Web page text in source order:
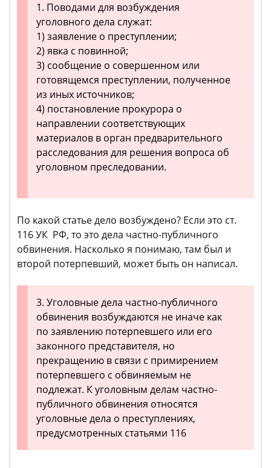
1. Поводами для возбуждения
уголовного дела служат:
1) заявление о преступлении;
2) явка с повинной;
3) сообщение о совершенном или
готовящемся преступлении, полученное
из иных источников;
4) постановление прокурора о
направлении соответствующих
материалов в орган предварительного
расследования для решения вопроса об
уголовном преследовании.
По какой статье дело возбуждено? Если это ст.
116 УК РФ, то это дела частно-публичного
обвинения. Насколько я понимаю, там был и
второй потерпевший, может быть он написал.
3. Уголовные дела частно-публичного
обвинения возбуждаются не иначе как
по заявлению потерпевшего или его
законного представителя, но
прекращению в связи с примирением
потерпевшего с обвиняемым не
подлежат. К уголовным делам частно-
публичного обвинения относятся
уголовные дела о преступлениях,
предусмотренных статьями 116